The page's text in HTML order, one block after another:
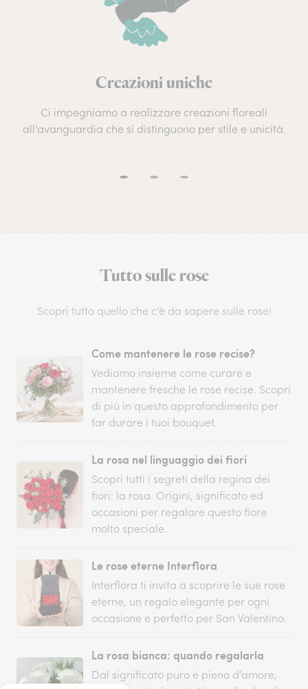
Creazioni uniche
Ci impegniamo a realizzare creazioni floreali
all'avanguardia che si distinguono per stile e unicità.
Tutto sulle rose
Scopri tutto quello che c'è da sapere sulle rose!
Come mantenere le rose recise?
Vediamo insieme come curare e
mantenere fresche le rose recise. Scopri
di più in questo approfondimento per
far durare i tuoi bouquet.
La rosa nel linguaggio dei fiori
Scopri tutti i segreti della regina dei
fiori: la rosa. Origini, significato ed
occasioni per regalare questo fiore
molto speciale.
Le rose eterne Interflora
Interflora ti invita a scoprire le sue rose
eterne, un regalo elegante per ogni
occasione e perfetto per San Valentino.
La rosa bianca: quando regalarla
Dal significato puro e pieno d’amore,